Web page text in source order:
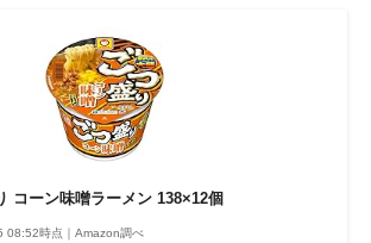
コーン味噌ラーメン 138×12個
08:52時点｜Amazon調べ